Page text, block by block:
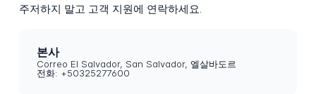
주저하지 말고 고객 지원에 연락하세요.
본사
Correo El Salvador, San Salvador, 엘살바도르
전화: +50325277600